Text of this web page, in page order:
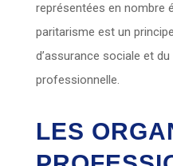
représentées en nombre
paritarisme est un
d’assurance sociale et
professionnelle.
LES